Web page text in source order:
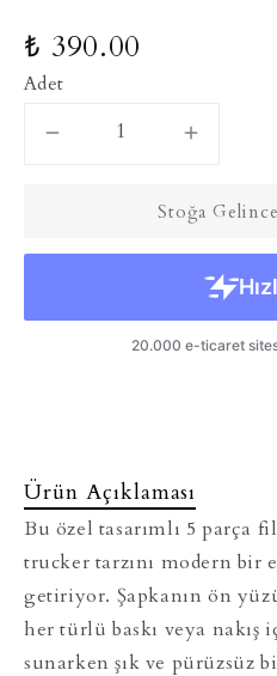
₺ 390.00
Adet
Stoğa
Ürün Açıklaması
Bu özel tasarımlı 5 parça
trucker tarzını modern bir
getiriyor. Şapkanın ön
her türlü baskı veya nakış
sunarken şık ve pürüzsüz